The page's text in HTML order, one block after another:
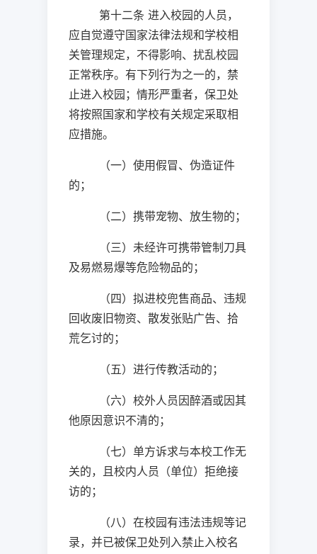
第十二条 进入校园的人员，
应自觉遵守国家法律法规和学校相
关管理规定，不得影响、扰乱校园
正常秩序。有下列行为之一的，禁
止进入校园；情形严重者，保卫处
将按照国家和学校有关规定采取相
应措施。
（一）使用假冒、伪造证件
的；
（二）携带宠物、放生物的；
（三）未经许可携带管制刀具
及易燃易爆等危险物品的；
（四）拟进校兜售商品、违规
回收废旧物资、散发张贴广告、拾
荒乞讨的；
（五）进行传教活动的；
（六）校外人员因醉酒或因其
他原因意识不清的；
（七）单方诉求与本校工作无
关的，且校内人员（单位）拒绝接
访的；
（八）在校园有违法违规等记
录，并已被保卫处列入禁止入校名